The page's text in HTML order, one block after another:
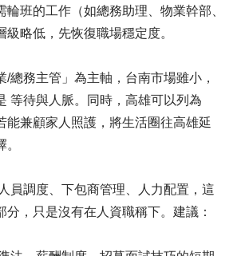
輪班的工作（如總務助理、物業幹部、
略低，先恢復職場穩定度。
總務主管」為主軸，台南市場雖小，
等待與人脈。同時，高雄可以列為
能兼顧家人照護，將生活圈往高雄延
員調度、下包商管理、人力配置，這
分，只是沒有在人資職稱下。建議：